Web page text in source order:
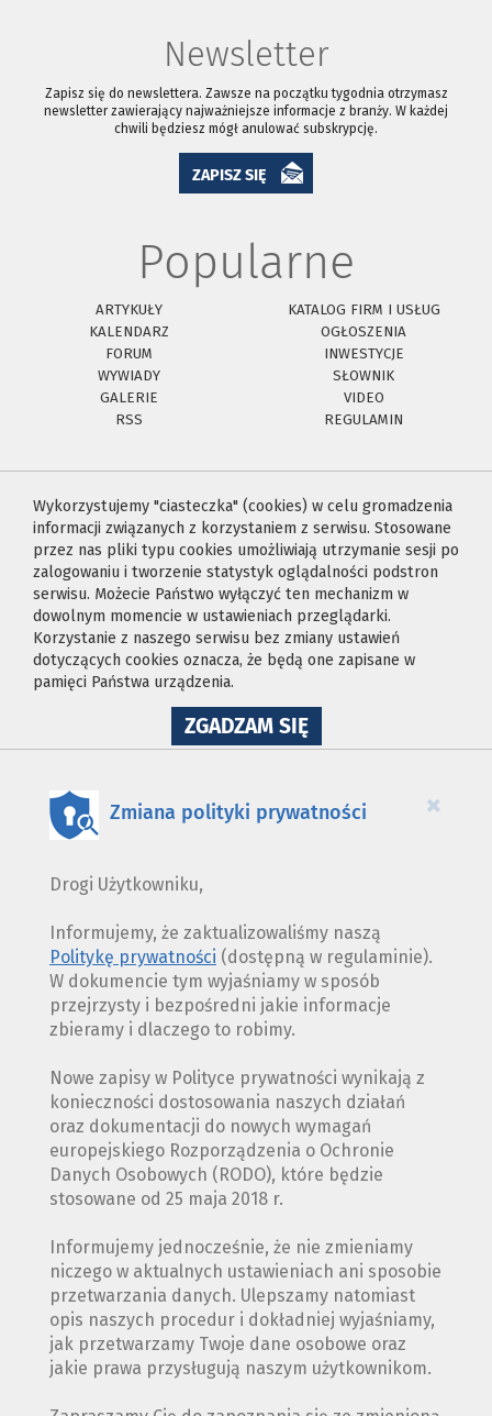
Newsletter
Zapisz się do newslettera. Zawsze na początku tygodnia otrzymasz
newsletter zawierający najważniejsze informacje z branży. W każdej
chwili będziesz mógł anulować subskrypcję.
ZAPISZ SIĘ
Popularne
ARTYKUŁY
KATALOG FIRM I USŁUG
KALENDARZ
OGŁOSZENIA
FORUM
INWESTYCJE
WYWIADY
SŁOWNIK
GALERIE
VIDEO
RSS
REGULAMIN
Wykorzystujemy "ciasteczka" (cookies) w celu gromadzenia
informacji związanych z korzystaniem z serwisu. Stosowane
przez nas pliki typu cookies umożliwiają utrzymanie sesji po
zalogowaniu i tworzenie statystyk oglądalności podstron
serwisu. Możecie Państwo wyłączyć ten mechanizm w
dowolnym momencie w ustawieniach przeglądarki.
Korzystanie z naszego serwisu bez zmiany ustawień
dotyczących cookies oznacza, że będą one zapisane w
pamięci Państwa urządzenia.
ZGADZAM SIĘNA
WYKORZYSTANIE
×
Zmiana polityki prywatności
Drogi Użytkowniku,
Informujemy, że zaktualizowaliśmy naszą
Politykę prywatności (dostępną w regulaminie).
W dokumencie tym wyjaśniamy w sposób
przejrzysty i bezpośredni jakie informacje
zbieramy i dlaczego to robimy.
Nowe zapisy w Polityce prywatności wynikają z
konieczności dostosowania naszych działań
oraz dokumentacji do nowych wymagań
europejskiego Rozporządzenia o Ochronie
Danych Osobowych (RODO), które będzie
stosowane od 25 maja 2018 r.
Informujemy jednocześnie, że nie zmieniamy
niczego w aktualnych ustawieniach ani sposobie
przetwarzania danych. Ulepszamy natomiast
opis naszych procedur i dokładniej wyjaśniamy,
jak przetwarzamy Twoje dane osobowe oraz
jakie prawa przysługują naszym użytkownikom.